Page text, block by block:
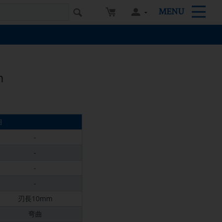
MENU
-
-
-
-
刃長10mm
弯曲